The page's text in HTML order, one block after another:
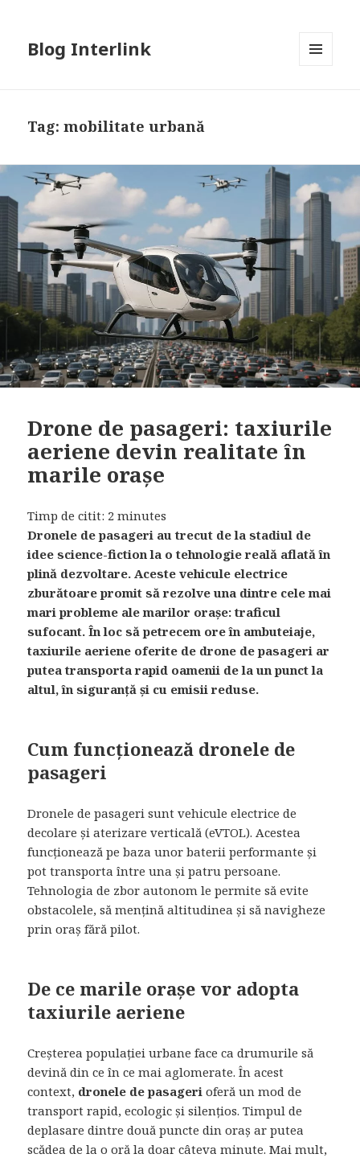
Blog Interlink
Tag:mobilitate urbană
Drone de pasageri: taxiurile
aeriene devin realitate în
marile orașe
Timp de citit: 2 minutes
Dronele de pasageri au trecut de la stadiul de
idee science-fiction la o tehnologie reală aflată în
plină dezvoltare. Aceste vehicule electrice
zburătoare promit să rezolve una dintre cele mai
mari probleme ale marilor orașe: traficul
sufocant. În loc să petrecem ore în ambuteiaje,
taxiurile aeriene oferite de drone de pasageri ar
putea transporta rapid oamenii de la un punct la
altul, în siguranță și cu emisii reduse.
Cum funcționează dronele de
pasageri
Dronele de pasageri sunt vehicule electrice de
decolare și aterizare verticală (eVTOL). Acestea
funcționează pe baza unor baterii performante și
pot transporta între una și patru persoane.
Tehnologia de zbor autonom le permite să evite
obstacolele, să mențină altitudinea și să navigheze
prin oraș fără pilot.
De ce marile orașe vor adopta
taxiurile aeriene
Creșterea populației urbane face ca drumurile să
devină din ce în ce mai aglomerate. În acest
context, dronele de pasageri oferă un mod de
transport rapid, ecologic și silențios. Timpul de
deplasare dintre două puncte din oraș ar putea
scădea de la o oră la doar câteva minute. Mai mult,